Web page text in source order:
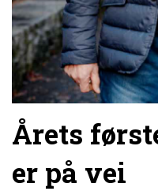
Årets
er på vei